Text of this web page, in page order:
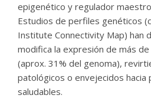
epigenético y regulador
Estudios de perfiles genéticos
Institute Connectivity Map) han
modifica la expresión de más
(aprox. 31% del genoma),
patológicos o envejecidos
saludables.